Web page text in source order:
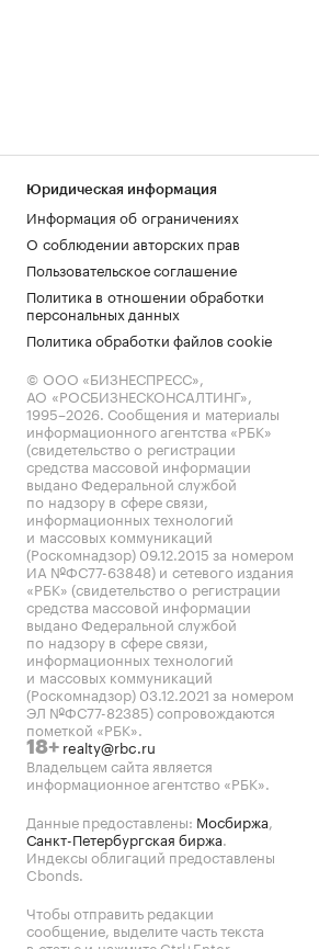
Юридическая информация
Информация об ограничениях
О соблюдении авторских прав
Пользовательское соглашение
Политика в отношении обработки
персональных данных
Политика обработки файлов cookie
© ООО «БИЗНЕСПРЕСС»,
АО «РОСБИЗНЕСКОНСАЛТИНГ»,
1995–2026. Сообщения и материалы
информационного агентства «РБК»
(свидетельство о регистрации
средства массовой информации
выдано Федеральной службой
по надзору в сфере связи,
информационных технологий
и массовых коммуникаций
(Роскомнадзор) 09.12.2015 за номером
ИА №ФС77-63848) и сетевого издания
«РБК» (свидетельство о регистрации
средства массовой информации
выдано Федеральной службой
по надзору в сфере связи,
информационных технологий
и массовых коммуникаций
(Роскомнадзор) 03.12.2021 за номером
ЭЛ №ФС77-82385) сопровождаются
пометкой «РБК».
18+ realty@rbc.ru
Владельцем сайта является
информационное агентство «РБК».
Данные предоставлены: Мосбиржа,
Санкт-Петербургская биржа.
Индексы облигаций предоставлены
Cbonds.
Чтобы отправить редакции
сообщение, выделите часть текста